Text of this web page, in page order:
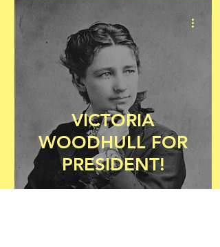
VICTORIA
WOODHULL FOR
PRESIDENT!